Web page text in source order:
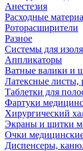
Анестезия
Расходные
Роторасширители
Разное
Системы для
Аппликаторы
Ватные валики и
Латексные листы,
Таблетки для
Фартуки
Хирургический
Экраны и щитки
Очки
Диспенсеры,